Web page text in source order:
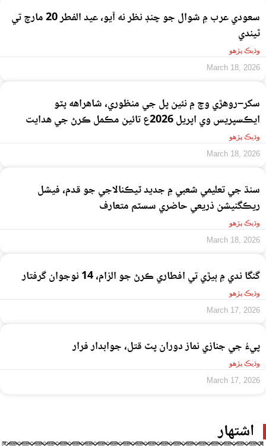
سعودي عرب ۾ شوال جو چنڊ نظر نه آيو، عيد الفطر 20 مارچ تي
ٿيندي
وڌيڪ پڙهو
March 18, 2026
سکر–روهڙي وچ ۾ نئين پل جي منظوري، شاهراهه ڀٽو
ايڪسپريس وي اپريل 2026ع تائين مڪمل ڪرڻ جي هدايت
وڌيڪ پڙهو
March 18, 2026
سنڌ جي تعليمي شعبي ۾ جديد ٽيڪنالاجي جو قدم، فيشل
ريڪگنيشن ذريعي حاضري سسٽم متعارف
وڌيڪ پڙهو
March 18, 2026
گنگا ندي ۾ ٻيڙي تي افطاري ڪرڻ جو الزام، 14 نوجوان گرفتار
وڌيڪ پڙهو
March 17, 2026
پيءُ جي جنازي نماز دوران پٽ قتل، جوابدار فرار
وڌيڪ پڙهو
March 17, 2026
اشتهار